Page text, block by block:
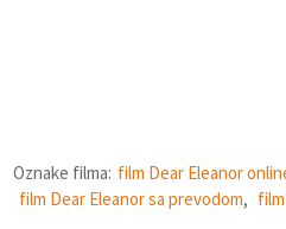
Oznake filma: film Dear Eleanor
film Dear Eleanor sa prevodom,